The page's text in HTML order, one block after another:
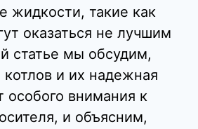
жидкости, такие как
оказаться не лучшим
статье мы обсудим,
и их надежная
особого внимания к
и объясним,